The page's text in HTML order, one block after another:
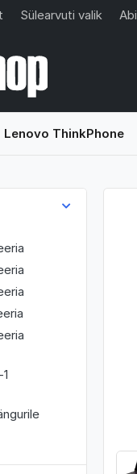
Sülearvuti valik Abi
Lenovo ThinkPhone